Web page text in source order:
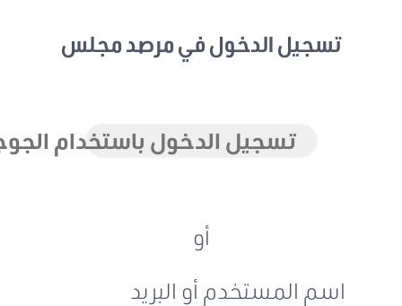
تسجيل الدخول في مرصد مجلس
تسجيل الدخول باستخدام الجوجل
اسم المستخدم أو البريد